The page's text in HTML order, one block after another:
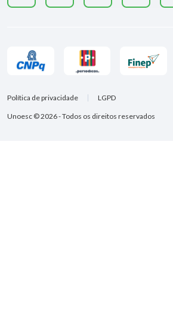
Unoesc © 2026 - Todos os direitos reservados
Política de privacidade LGPD